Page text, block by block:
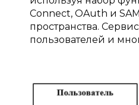
Connect, OAuth и
пространства.
пользователей и